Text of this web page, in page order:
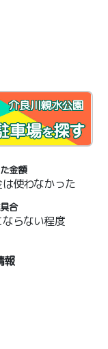
介良川親水公園
金額
は使わなかった
合
ならない程度
報